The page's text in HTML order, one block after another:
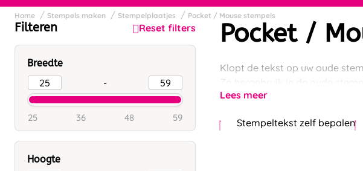
Home Stempels maken Stempelplaatjes Pocket / Mouse stempels
Pocket /
Klopt de tekst op uw oude
Zo hergebruik je de oude
Lees meer
Stempeltekst zelf bepalen
Filteren Reset filters
Breedte
-
25 36 48 59
Hoogte